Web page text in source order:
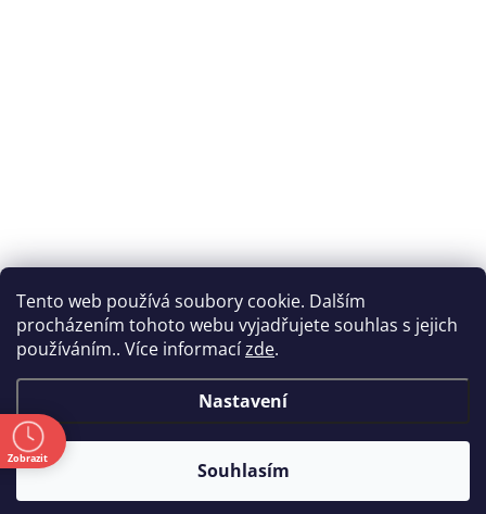
Tento web používá soubory cookie. Dalším
procházením tohoto webu vyjadřujete souhlas s jejich
používáním.. Více informacízde.
Nastavení
Souhlasím
Zobrazit